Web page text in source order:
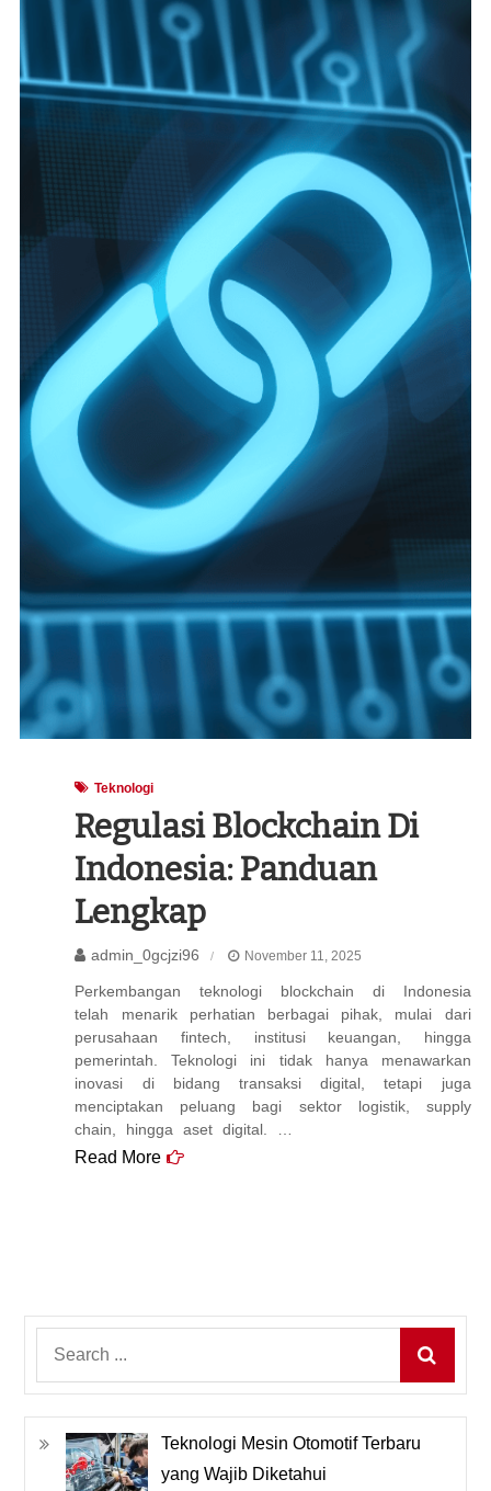
Teknologi
Regulasi Blockchain Di
Indonesia: Panduan
Lengkap
admin_0gcjzi96 November 11, 2025
Perkembangan teknologi blockchain di Indonesia
telah menarik perhatian berbagai pihak, mulai dari
perusahaan fintech, institusi keuangan, hingga
pemerintah. Teknologi ini tidak hanya menawarkan
inovasi di bidang transaksi digital, tetapi juga
menciptakan peluang bagi sektor logistik, supply
chain, hingga aset digital. …
Read More
Teknologi Mesin Otomotif Terbaru
yang Wajib Diketahui